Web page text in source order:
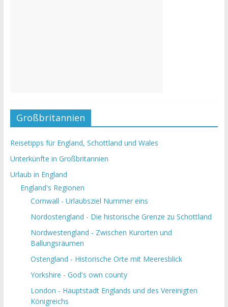
Großbritannien
Reisetipps für England, Schottland und Wales
Unterkünfte in Großbritannien
Urlaub in England
England's Regionen
Cornwall - Urlaubsziel Nummer eins
Nordostengland - Die historische Grenze zu Schottland
Nordwestengland - Zwischen Kurorten und
Ballungsräumen
Ostengland - Historische Orte mit Meeresblick
Yorkshire - God's own county
London - Hauptstadt Englands und des Vereinigten
Königreichs